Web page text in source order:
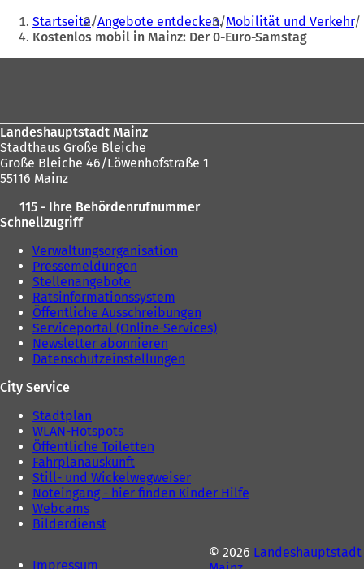
t
i
n
m
n
e
n
b
)
Sie
befinden
sich
Startseite Angebote entdecken Mobilität und Verkehr
Kostenlos mobil in Mainz: Der 0-Euro-Samstag
Landeshauptstadt Mainz
Stadthaus Große Bleiche
Große Bleiche 46/Löwenhofstraße 1
55116 Mainz
115 - Ihre Behördenrufnummer
Schnellzugriff
Verwaltungsorganisation
Pressemeldungen
Stellenangebote
Ratsinformationssystem
Öffentliche Ausschreibungen
Serviceportal (Online-Services)
Newsletter abonnieren
Datenschutzeinstellungen
City Service
Stadtplan
WLAN-Hotspots
Öffentliche Toiletten
Fahrplanauskunft
Still- und Wickelwegweiser
Noteingang - hier finden Kinder Hilfe
Webcams
Bilderdienst
Impressum
© 2026 Landeshauptstadt